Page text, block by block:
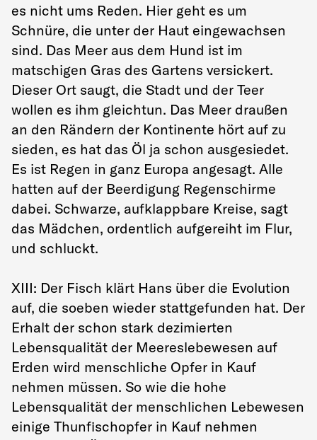
es nicht ums Reden. Hier geht es um
Schnüre, die unter der Haut eingewachsen
sind. Das Meer aus dem Hund ist im
matschigen Gras des Gartens versickert.
Dieser Ort saugt, die Stadt und der Teer
wollen es ihm gleichtun. Das Meer draußen
an den Rändern der Kontinente hört auf zu
sieden, es hat das Öl ja schon ausgesiedet.
Es ist Regen in ganz Europa angesagt. Alle
hatten auf der Beerdigung Regenschirme
dabei. Schwarze, aufklappbare Kreise, sagt
das Mädchen, ordentlich aufgereiht im Flur,
und schluckt.
XIII: Der Fisch klärt Hans über die Evolution
auf, die soeben wieder stattgefunden hat. Der
Erhalt der schon stark dezimierten
Lebensqualität der Meereslebewesen auf
Erden wird menschliche Opfer in Kauf
nehmen müssen. So wie die hohe
Lebensqualität der menschlichen Lebewesen
einige Thunfischopfer in Kauf nehmen